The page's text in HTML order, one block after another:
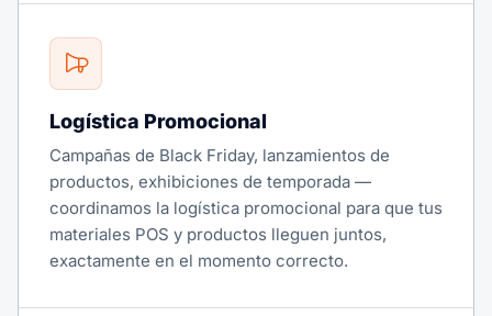
Logística Promocional
Campañas de Black Friday, lanzamientos de
productos, exhibiciones de temporada —
coordinamos la logística promocional para que tus
materiales POS y productos lleguen juntos,
exactamente en el momento correcto.